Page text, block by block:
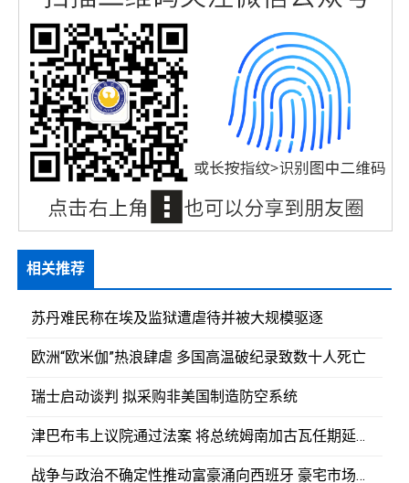
相关推荐
苏丹难民称在埃及监狱遭虐待并被大规模驱逐
欧洲“欧米伽”热浪肆虐 多国高温破纪录致数十人死亡
瑞士启动谈判 拟采购非美国制造防空系统
津巴布韦上议院通过法案 将总统姆南加古瓦任期延长至2030年
战争与政治不确定性推动富豪涌向西班牙 豪宅市场持续升温